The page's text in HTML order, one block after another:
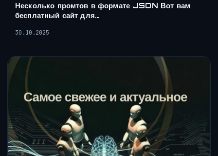
Несколько промтов в формате JSON Вот вам
бесплатный сайт для…
30.10.2025